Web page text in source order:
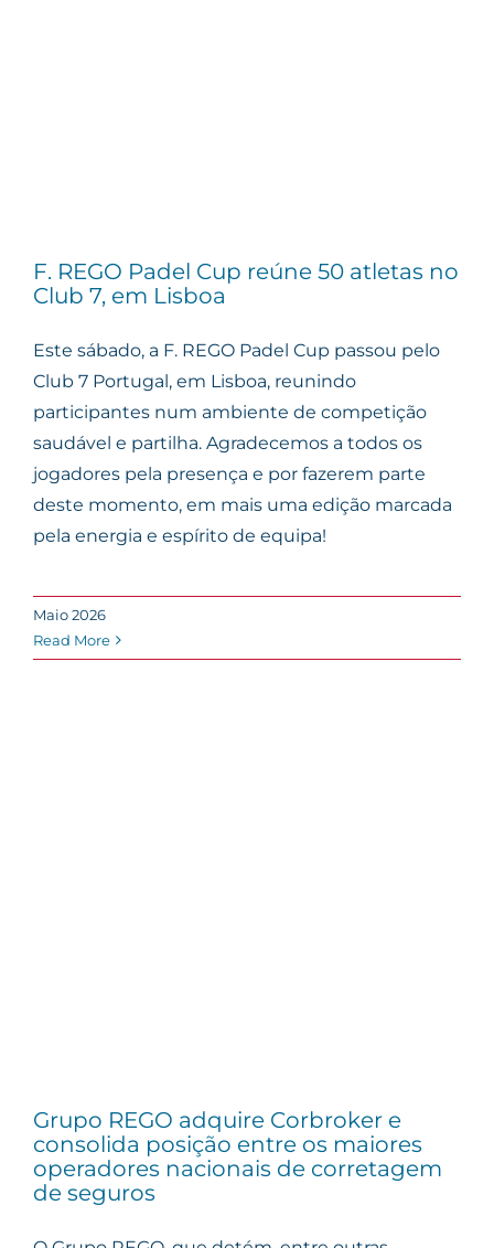
F. REGO Padel Cup reúne 50 atletas no
Club 7, em Lisboa
Este sábado, a F. REGO Padel Cup passou pelo
Club 7 Portugal, em Lisboa, reunindo
participantes num ambiente de competição
saudável e partilha. Agradecemos a todos os
jogadores pela presença e por fazerem parte
deste momento, em mais uma edição marcada
pela energia e espírito de equipa!
Maio 2026
Read More
Grupo REGO adquire Corbroker e
consolida posição entre os maiores
operadores nacionais de corretagem
de seguros